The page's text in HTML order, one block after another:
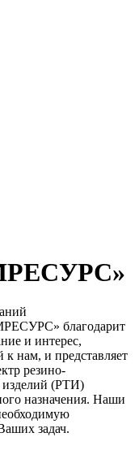
благодарит
и интерес,
к нам, и представляет
резино-
изделий (РТИ)
назначения. Наши
задач.